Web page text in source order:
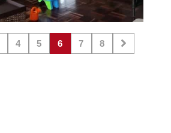
4 5 6 7 8